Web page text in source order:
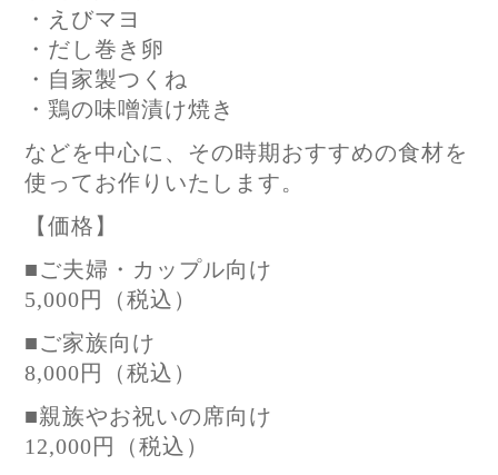
・えびマヨ
・だし巻き卵
・自家製つくね
・鶏の味噌漬け焼き
などを中心に、その時期おすすめの食材を
使ってお作りいたします。
【価格】
■ご夫婦・カップル向け
5,000円（税込）
■ご家族向け
8,000円（税込）
■親族やお祝いの席向け
12,000円（税込）